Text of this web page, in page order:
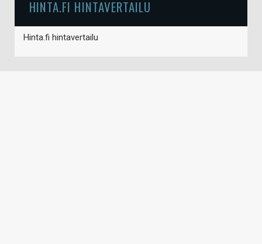
HINTA.FI HINTAVERTAILU
Hinta.fi hintavertailu